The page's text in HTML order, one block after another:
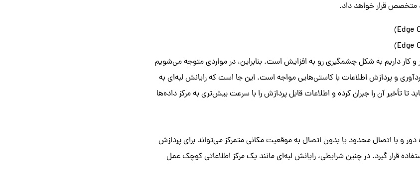
متخصص قرار خواهد داد.
و کار داریم به شکل چشمگیری رو به افزایش است. بنابراین، در مواردی متوجه می‌شویم
و پردازش اطلاعات با کاستی‌هایی مواجه است. این جا است که رایانش لبه‌ای به
تا تأخیر آن را جبران کرده و اطلاعات قابل پردازش را با سرعت بیش‌تری به مرکز داده‌ها
دور و با اتصال محدود یا بدون اتصال به موقعیت مکانی متمرکز می‌تواند برای پردازش
قرار گیرد. در چنین شرایطی، رایانش لبه‌ای مانند یک مرکز اطلاعاتی کوچک عمل